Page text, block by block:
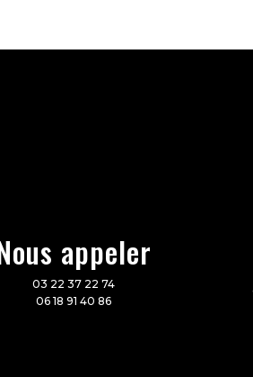
appeler
03 22 37 22 74
06 18 91 40 86